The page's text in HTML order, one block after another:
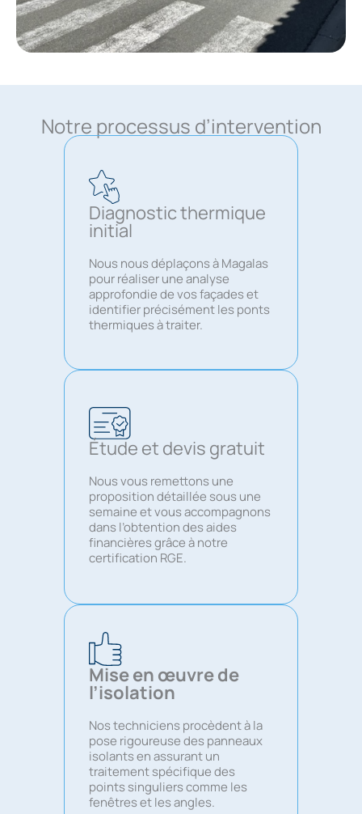
Notre processus d’intervention
Diagnostic thermique
initial
Nous nous déplaçons à Magalas
pour réaliser une analyse
approfondie de vos façades et
identifier précisément les ponts
thermiques à traiter.
Étude et devis gratuit
Nous vous remettons une
proposition détaillée sous une
semaine et vous accompagnons
dans l’obtention des aides
financières grâce à notre
certification RGE.
Mise en œuvre de
l’isolation
Nos techniciens procèdent à la
pose rigoureuse des panneaux
isolants en assurant un
traitement spécifique des
points singuliers comme les
fenêtres et les angles.